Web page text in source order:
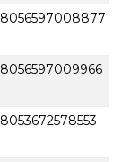
8056597008877
8056597009966
8053672578553